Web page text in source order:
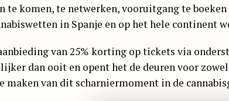
te komen, te netwerken, vooruitgang te
in Spanje en op het hele continent
van 25% korting op tickets via
dan ooit en opent het de deuren voor
maken van dit scharniermoment in de